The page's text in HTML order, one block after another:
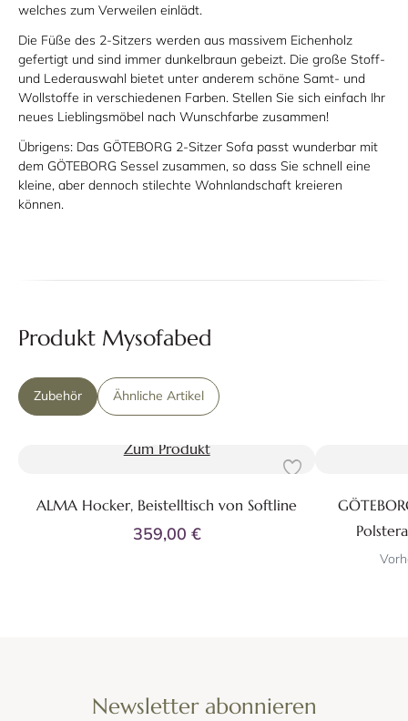
welches zum Verweilen einlädt.
Die Füße des 2-Sitzers werden aus massivem Eichenholz
gefertigt und sind immer dunkelbraun gebeizt. Die große Stoff-
und Lederauswahl bietet unter anderem schöne Samt- und
Wollstoffe in verschiedenen Farben. Stellen Sie sich einfach Ihr
neues Lieblingsmöbel nach Wunschfarbe zusammen!
Übrigens: Das GÖTEBORG 2-Sitzer Sofa passt wunderbar mit
dem GÖTEBORG Sessel zusammen, so dass Sie schnell eine
kleine, aber dennoch stilechte Wohnlandschaft kreieren
können.
Produkt Mysofabed
Zubehör Ähnliche Artikel
Zum Produkt
ALMA Hocker, Beistelltisch von Softline
359,00 €
Newsletter abonnieren